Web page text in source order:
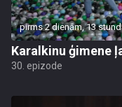
pirms 2 dienām, 13
Karalkinu ģimene
30. epizode